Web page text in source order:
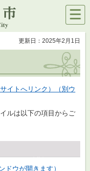
メニ
ュー
更新日：2025年2月1日
イトへリンク）（別ウ
ルは以下の項目からご
ドウが開きます）